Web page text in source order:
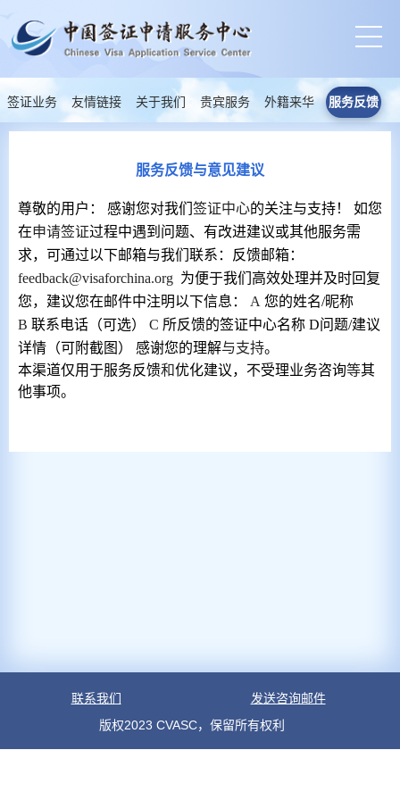
签证业务 友情链接 关于我们 贵宾服务 外籍来华 服务反馈
服务反馈与意见建议
尊敬的用户： 感谢您对我们 签证中心的关注与支持！
如您
在申请签证过程中遇到问题、有改进建议或其他服务需
求，可通过以下邮箱与我们联系：反馈邮箱：
feedback@visaforchina.org 为便于我们高效处理并及时回复
您，建议您在邮件中注明以下信息：
A 您的姓名/昵称
B 联系电话（可选） C 所反馈的签证中心名称 D问题/建议
详情（可附截图） 感谢您的理解与支持。
本渠道仅用于服务反馈和优化建议，不受理业务咨询等其
他事项。
联系我们
发送咨询邮件
版权2023 CVASC，保留所有权利